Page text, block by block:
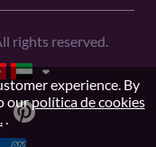
rights reserved.
experience. By
ourpolítica de cookies
.